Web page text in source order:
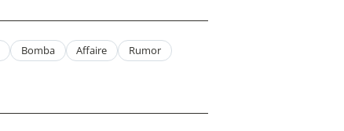
Bomba Affaire Rumor